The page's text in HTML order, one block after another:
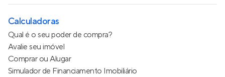
Calculadoras
Qual é o seu poder de compra?
Avalie seu imóvel
Comprar ou Alugar
Simulador de Financiamento Imobiliário